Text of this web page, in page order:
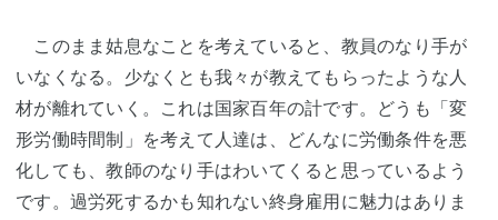
このまま姑息なことを考えていると、教員のなり手が
いなくなる。少なくとも我々が教えてもらったような人
材が離れていく。これは国家百年の計です。どうも「変
形労働時間制」を考えて人達は、どんなに労働条件を悪
化しても、教師のなり手はわいてくると思っているよう
です。過労死するかも知れない終身雇用に魅力はありま